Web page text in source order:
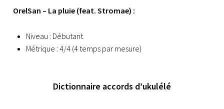
OrelSan – La pluie (feat. Stromae) :
Niveau : Débutant
Métrique : 4/4 (4 temps par mesure)
Dictionnaire accords d’ukulélé